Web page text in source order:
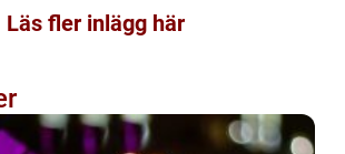
Läs fler inlägg här